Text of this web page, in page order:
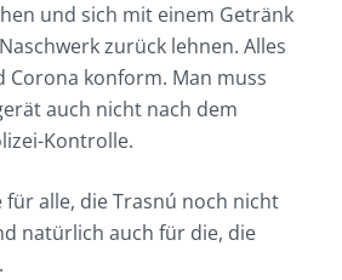
und sich mit einem Getränk
zurück lehnen. Alles
Corona konform. Man muss
auch nicht nach dem
Kontrolle.
für alle, die Trasnú noch nicht
natürlich auch für die, die